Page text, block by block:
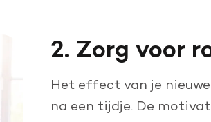
2. Zorg voor
Het effect van je
na een tijdje. De